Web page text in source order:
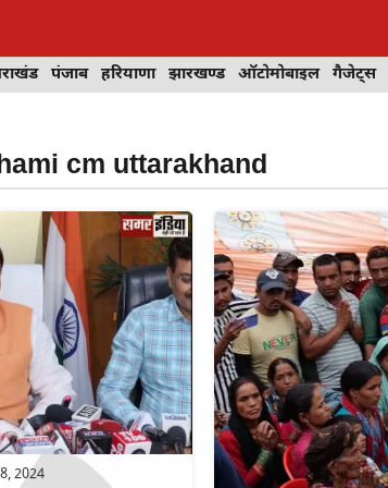
पंजाब हरियाणा झारखण्ड ऑटोमोबाइल गैजेट्स
cm uttarakhand
2024